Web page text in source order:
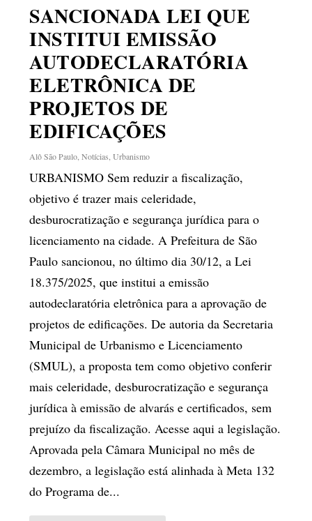
SANCIONADA LEI QUE
INSTITUI EMISSÃO
AUTODECLARATÓRIA
ELETRÔNICA DE
PROJETOS DE
EDIFICAÇÕES
Alô São Paulo ,Notícias ,Urbanismo
URBANISMO Sem reduzir a fiscalização,
objetivo é trazer mais celeridade,
desburocratização e segurança jurídica para o
licenciamento na cidade. A Prefeitura de São
Paulo sancionou, no último dia 30/12, a Lei
18.375/2025, que institui a emissão
autodeclaratória eletrônica para a aprovação de
projetos de edificações. De autoria da Secretaria
Municipal de Urbanismo e Licenciamento
(SMUL), a proposta tem como objetivo conferir
mais celeridade, desburocratização e segurança
jurídica à emissão de alvarás e certificados, sem
prejuízo da fiscalização. Acesse aqui a legislação.
Aprovada pela Câmara Municipal no mês de
dezembro, a legislação está alinhada à Meta 132
do Programa de...